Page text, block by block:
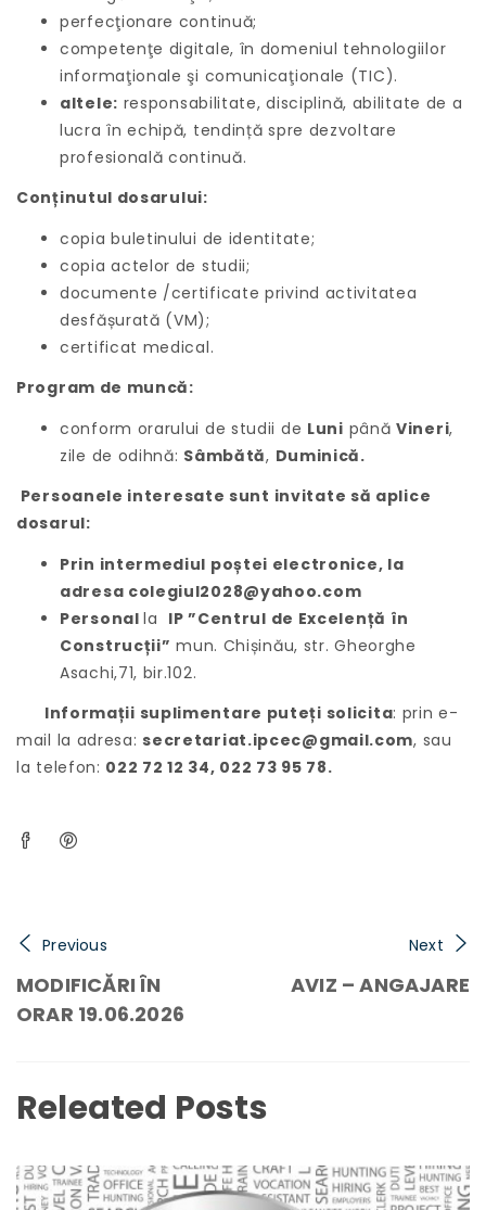
perfecţionare continuă;
competenţe digitale, în domeniul tehnologiilor
informaţionale şi comunicaţionale (TIC).
altele: responsabilitate, disciplină, abilitate de a
lucra în echipă, tendință spre dezvoltare
profesională continuă.
Conținutul dosarului:
copia buletinului de identitate;
copia actelor de studii;
documente /certificate privind activitatea
desfășurată (VM);
certificat medical.
Program de muncă:
conform orarului de studii de Luni pânăVineri,
zile de odihnă: Sâmbătă, Duminică.
Persoanele interesate sunt invitate să aplice
dosarul:
Prin intermediul poștei electronice, la
adresa colegiul2028@yahoo.com
Personalla IP ”Centrul de Excelență în
Construcții” mun. Chișinău, str. Gheorghe
Asachi,71, bir.102.
Informații suplimentare puteți solicita: prin e-
mail la adresa:secretariat.ipcec@gmail.com, sau
la telefon: 022 72 12 34, 022 73 95 78.
Previous
MODIFICĂRI ÎN
ORAR 19.06.2026
Next
AVIZ – ANGAJARE
Releated Posts